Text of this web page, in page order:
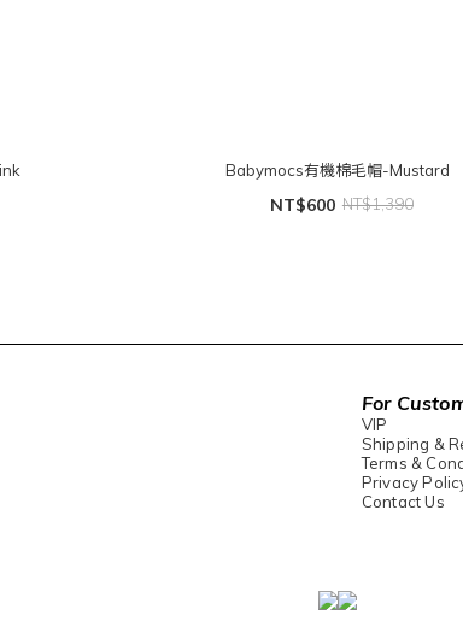
Babymocs有機棉毛帽-Mustard
NT$600 NT$1,390
For
VIP
Shipping &
Terms &
Privacy
Contact Us